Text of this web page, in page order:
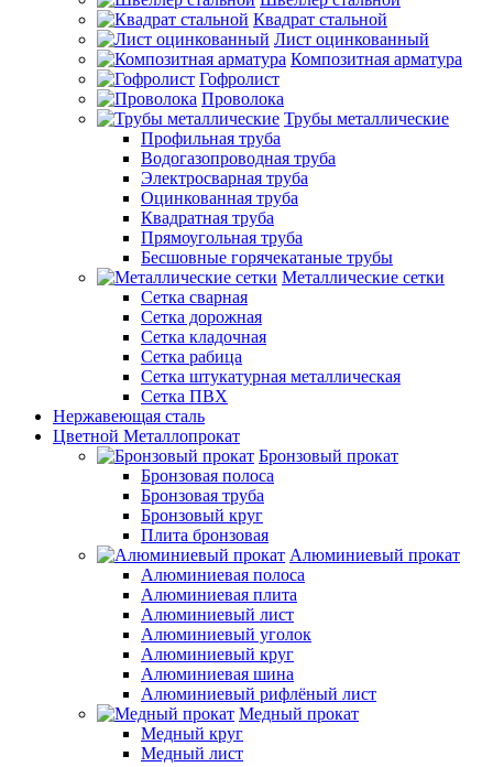
Квадрат стальной
Лист оцинкованный
Композитная арматура
Гофролист
Проволока
Трубы металлические
Профильная труба
Водогазопроводная труба
Электросварная труба
Оцинкованная труба
Квадратная труба
Прямоугольная труба
Бесшовные горячекатаные трубы
Металлические сетки
Сетка сварная
Сетка дорожная
Сетка кладочная
Сетка рабица
Сетка штукатурная металлическая
Сетка ПВХ
Нержавеющая сталь
Цветной Металлопрокат
Бронзовый прокат
Бронзовая полоса
Бронзовая труба
Бронзовый круг
Плита бронзовая
Алюминиевый прокат
Алюминиевая полоса
Алюминиевая плита
Алюминиевый лист
Алюминиевый уголок
Алюминиевый круг
Алюминиевая шина
Алюминиевый рифлёный лист
Медный прокат
Медный круг
Медный лист